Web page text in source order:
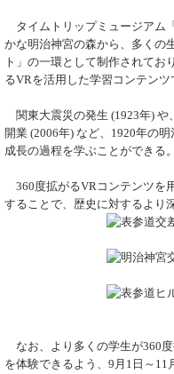
タイムトリップミュージアム
かな明治神宮の森から、多くの
ト」の一環として制作されて
るVRを活用した学習コンテンツ
関東大震災の発生 (1923年) や
開業 (2006年) など、1920年の
成長の過程を学ぶことができる
360度拡がるVRコンテンツを
することで、歴史に対するより
なお、より多くの学生が360
を体験できるよう、9月1日～11